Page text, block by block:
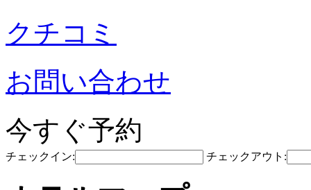
クチコミ
お問い合わせ
今すぐ予約
チェックイン: チェックアウト: